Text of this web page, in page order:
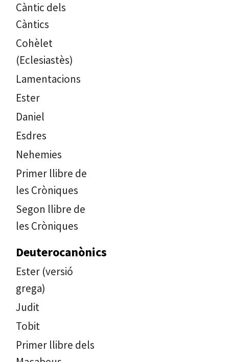
Càntic dels
Càntics
Cohèlet
(Eclesiastès)
Lamentacions
Ester
Daniel
Esdres
Nehemies
Primer llibre de
les Cròniques
Segon llibre de
les Cròniques
Deuterocanònics
Ester (versió
grega)
Judit
Tobit
Primer llibre dels